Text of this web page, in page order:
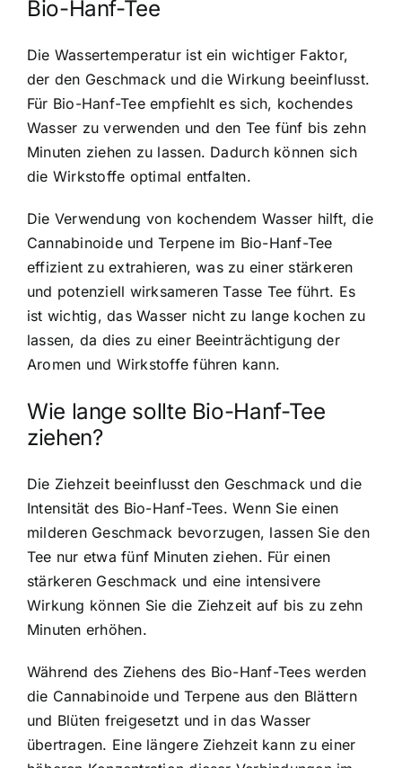
Bio-Hanf-Tee
Die Wassertemperatur ist ein wichtiger Faktor,
der den Geschmack und die Wirkung beeinflusst.
Für Bio-Hanf-Tee empfiehlt es sich, kochendes
Wasser zu verwenden und den Tee fünf bis zehn
Minuten ziehen zu lassen. Dadurch können sich
die Wirkstoffe optimal entfalten.
Die Verwendung von kochendem Wasser hilft, die
Cannabinoide und Terpene im Bio-Hanf-Tee
effizient zu extrahieren, was zu einer stärkeren
und potenziell wirksameren Tasse Tee führt. Es
ist wichtig, das Wasser nicht zu lange kochen zu
lassen, da dies zu einer Beeinträchtigung der
Aromen und Wirkstoffe führen kann.
Wie lange sollte Bio-Hanf-Tee
ziehen?
Die Ziehzeit beeinflusst den Geschmack und die
Intensität des Bio-Hanf-Tees. Wenn Sie einen
milderen Geschmack bevorzugen, lassen Sie den
Tee nur etwa fünf Minuten ziehen. Für einen
stärkeren Geschmack und eine intensivere
Wirkung können Sie die Ziehzeit auf bis zu zehn
Minuten erhöhen.
Während des Ziehens des Bio-Hanf-Tees werden
die Cannabinoide und Terpene aus den Blättern
und Blüten freigesetzt und in das Wasser
übertragen. Eine längere Ziehzeit kann zu einer